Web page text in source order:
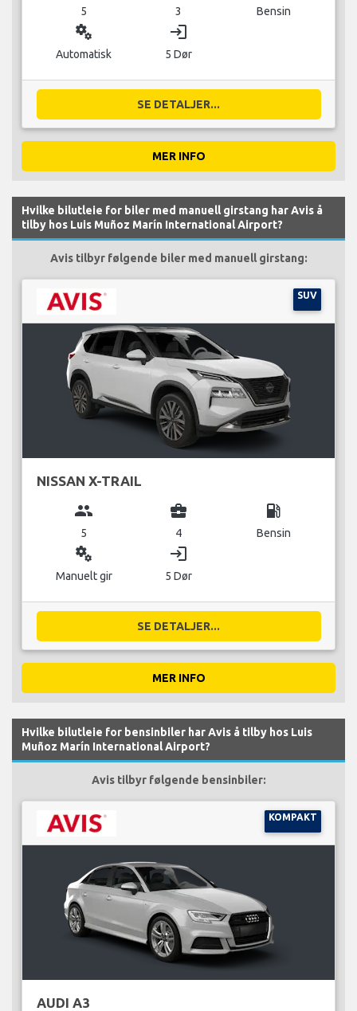
5 3 Bensin
miscellaneous_services
Automatisk
login
5 Dør
SE DETALJER...
MER INFO
Hvilke bilutleie for biler med manuell girstang har Avis å
tilby hos Luis Muñoz Marín International Airport?
Avis tilbyr følgende biler med manuell girstang:
SUV
NISSAN X-TRAIL
group
5
business_center
4
local_gas_station
Bensin
miscellaneous_services
Manuelt gir
login
5 Dør
SE DETALJER...
MER INFO
Hvilke bilutleie for bensinbiler har Avis å tilby hos Luis
Muñoz Marín International Airport?
Avis tilbyr følgende bensinbiler:
KOMPAKT
AUDI A3